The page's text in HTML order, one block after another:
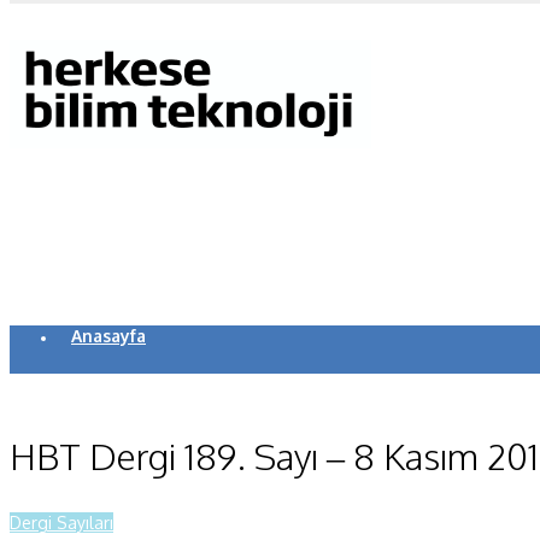
Anasayfa
Makaleler
Dergi Sayıları
HBT Dergi 189. Sayı – 8 Kasım
Dergi Sayıları